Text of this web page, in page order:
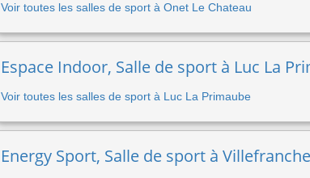
Voir toutes les salles de sport à Onet Le Chateau
Espace Indoor, Salle de sport à Luc La
Voir toutes les salles de sport à Luc La Primaube
Energy Sport, Salle de sport à